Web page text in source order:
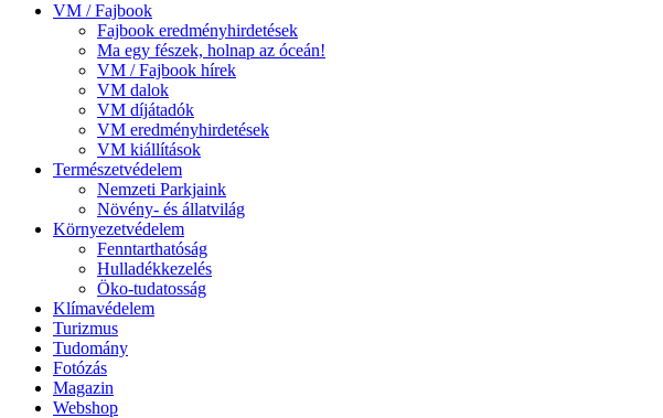
VM / Fajbook
Fajbook eredményhirdetések
Ma egy fészek, holnap az óceán!
VM / Fajbook hírek
VM dalok
VM díjátadók
VM eredményhirdetések
VM kiállítások
Természetvédelem
Nemzeti Parkjaink
Növény- és állatvilág
Környezetvédelem
Fenntarthatóság
Hulladékkezelés
Öko-tudatosság
Klímavédelem
Turizmus
Tudomány
Fotózás
Magazin
Webshop